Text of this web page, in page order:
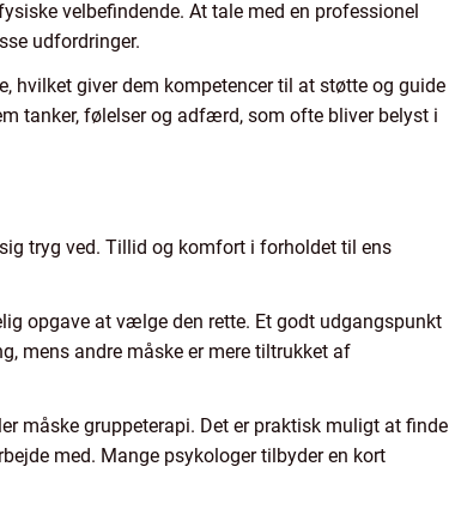
velbefindende. At tale med en professionel
udfordringer.
hvilket giver dem kompetencer til at støtte og guide
tanker, følelser og adfærd, som ofte bliver belyst i
tryg ved. Tillid og komfort i forholdet til ens
opgave at vælge den rette. Et godt udgangspunkt
mens andre måske er mere tiltrukket af
måske gruppeterapi. Det er praktisk muligt at finde
med. Mange psykologer tilbyder en kort